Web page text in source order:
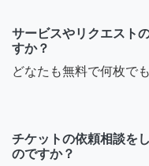
サービスやリクエスト
すか？
どなたも無料で何枚で
チケットの依頼相談を
のですか？